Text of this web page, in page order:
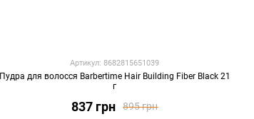
Артикул: 8682815651039
Пудра для волосся Barbertime Hair Building Fiber Black 21
г
895 грн
837 грн